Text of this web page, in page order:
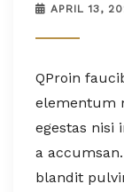
APRIL 13,
QProin
elementum
egestas nisi
a
blandit